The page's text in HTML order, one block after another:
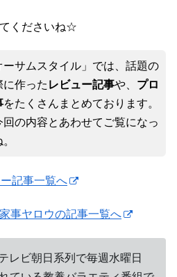
くださいね☆
ーサムスタイル」では、話題の
に作った レビュー記事や、 プロ
をたくさんまとめております。
の内容とあわせてご覧になっ
記事一覧へ
家事ヤロウの記事一覧へ
レビ朝日系列で毎週水曜日